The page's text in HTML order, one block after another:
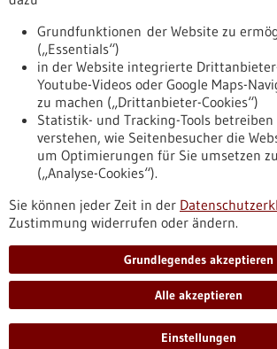
Nach oben
Informiert bleiben
Newsletter abonnieren
Grundfunktionen der Website zu
(„Essentials“)
in der Website integrierte
Youtube-Videos oder Google Maps-
zu machen („Drittanbieter-Cookies“)
Statistik- und Tracking-Tools
verstehen, wie Seitenbesucher die
um Optimierungen für Sie umsetzen
(„Analyse-Cookies“).
Sie können jeder Zeit in der
Zustimmung widerrufen oder ändern.
Grundlegendes akzeptieren
Alle akzeptieren
Einstellungen